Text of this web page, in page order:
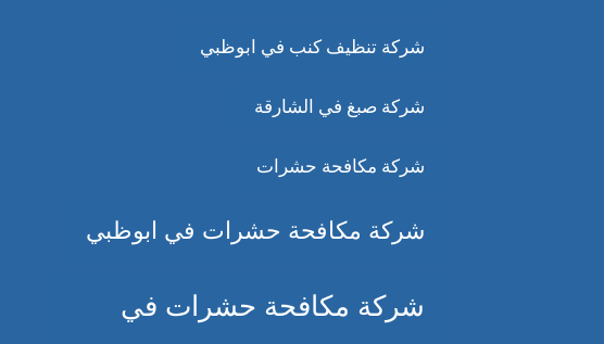
شركة تنظيف كنب في ابوظبي
شركة صبغ في الشارقة
شركة مكافحة حشرات
شركة مكافحة حشرات في ابوظبي
شركة مكافحة حشرات في